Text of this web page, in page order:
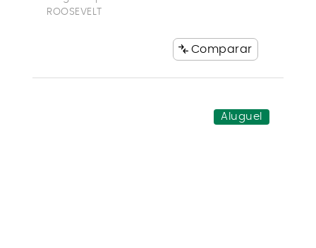
ROOSEVELT
Comparar
Aluguel